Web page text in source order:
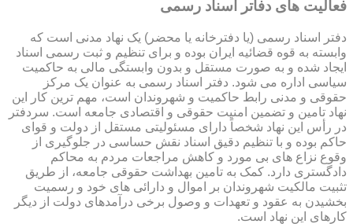
فعالیت های دفاتر اسناد رسمی
دفتر اسناد رسمی (یا دفترخانه یا محضر) یک نهاد مدنی است که
وابسته به قوه قضائیه ایران بوده و برای تنظیم و ثبت رسمی اسناد
ایجاد شده و به صورت مستقل و بدون وابستگی مالی به حاکمیت
سیاسی اداره می شود. دفتر اسناد رسمی به عنوان یک مرکز
حقوقی و مدنی رابط حاکمیت و شهروندان است، مهم ترین کار این
نهاد تامین و تضمین امنیت حقوقی و اقتصادی جامعه است. سردفتر
در رأس این نهاد شخصاً دارای مسئولیتی مستقل از دولت و قوای
حاکم بوده و با تنظیم دقیق اسناد نقش حساسی در جلوگیری از
وقوع نزاع های بی مورد و کاهش مراجعات مردم به محاکم
دادگستری دارد. کمک به تامین بهداشت حقوقی جامعه، از طریق
تثبیت مالکیت شهروندان بر اموال و دارائی های خود و رسمیت
بخشیدن به عقود و تعهدات و وصول برخی درآمدهای دولت از دیگر
کارهای این نهاد است.